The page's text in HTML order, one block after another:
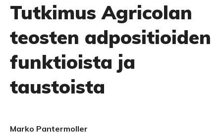
Tutkimus Agricolan
teosten adpositioiden
funktioista ja
taustoista
Marko Pantermoller